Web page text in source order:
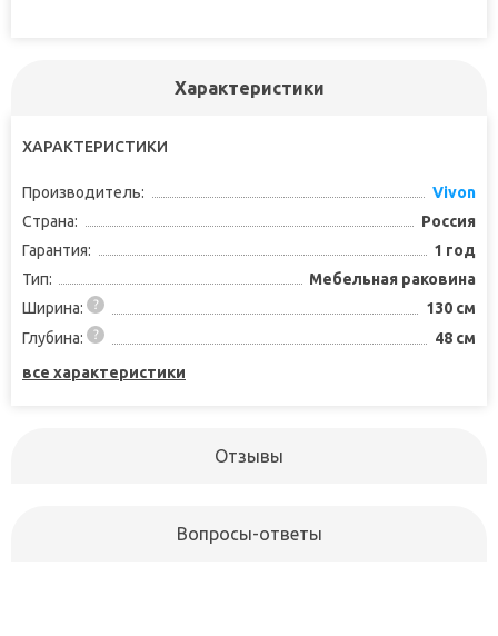
Характеристики
ХАРАКТЕРИСТИКИ
Производитель:
Vivon
Страна:
Россия
Гарантия:
1 год
Тип:
Мебельная раковина
Ширина:
130 см
Глубина:
48 см
все характеристики
Отзывы
Вопросы-ответы